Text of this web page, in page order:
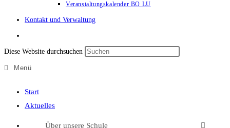
Veranstaltungskalender BO LU
Kontakt und Verwaltung
Diese Website durchsuchen
Menü
Start
Aktuelles
Über unsere Schule